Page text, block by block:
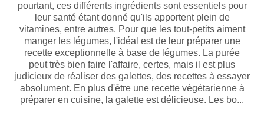
pourtant, ces différents ingrédients sont essentiels pour
leur santé étant donné qu'ils apportent plein de
vitamines, entre autres. Pour que les tout-petits aiment
manger les légumes, l'idéal est de leur préparer une
recette exceptionnelle à base de légumes. La purée
peut très bien faire l'affaire, certes, mais il est plus
judicieux de réaliser des galettes, des recettes à essayer
absolument. En plus d'être une recette végétarienne à
préparer en cuisine, la galette est délicieuse. Les bo...